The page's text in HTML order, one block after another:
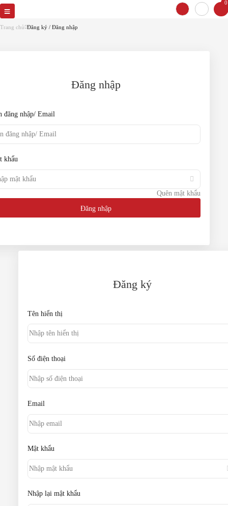
0
Trang chủ Đăng ký / Đăng nhập
Đăng nhập
đăng nhập/ Email
khẩu
Quên mật khẩu
Đăng nhập
Đăng ký
Tên hiển thị
Số điện thoại
Email
Mật khẩu
Nhập lại mật khẩu
khẩu